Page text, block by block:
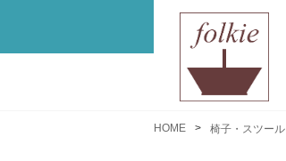
HOME 椅子・スツール